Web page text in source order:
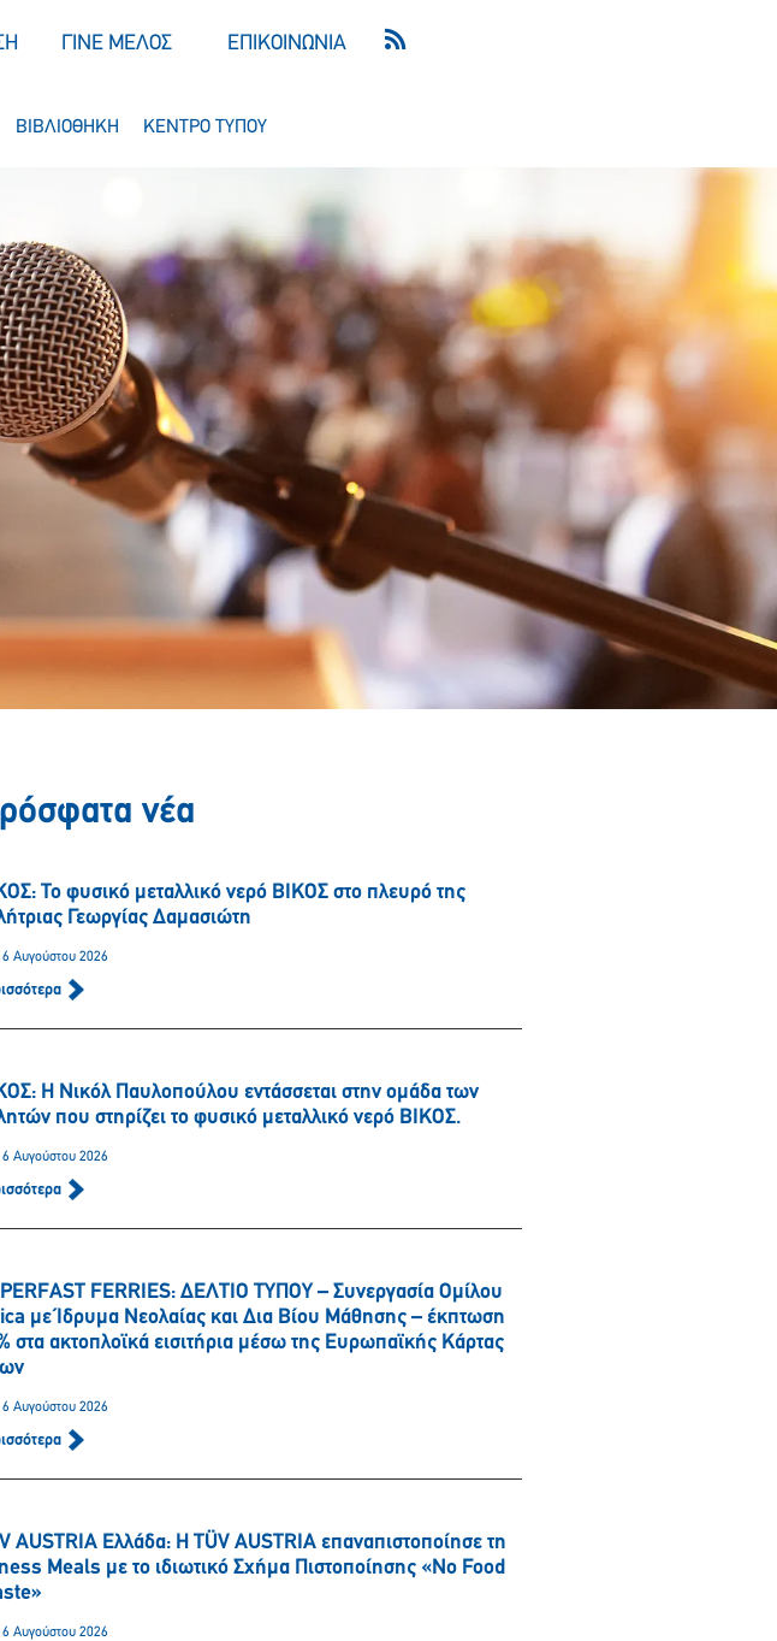
ΓΙΝΕ ΜΕΛΟΣ ΕΠΙΚΟΙΝΩΝΙΑ
ΒΙΒΛΙΟΘΗΚΗ ΚΕΝΤΡΟ ΤΥΠΟΥ
νέα
Το φυσικό μεταλλικό νερό ΒΙΚΟΣ στο πλευρό της
Γεωργίας Δαμασιώτη
6 Αυγούστου 2026
Η Νικόλ Παυλοπούλου εντάσσεται στην ομάδα των
που στηρίζει το φυσικό μεταλλικό νερό ΒΙΚΟΣ.
6 Αυγούστου 2026
FERRIES: ΔΕΛΤΙΟ ΤΥΠΟΥ – Συνεργασία Ομίλου
με Ίδρυμα Νεολαίας και Δια Βίου Μάθησης – έκπτωση
στα ακτοπλοϊκά εισιτήρια μέσω της Ευρωπαϊκής Κάρτας
6 Αυγούστου 2026
AUSTRIA Ελλάδα: Η TÜV AUSTRIA επαναπιστοποίησε τη
Meals με το ιδιωτικό Σχήμα Πιστοποίησης «No Food
6 Αυγούστου 2026